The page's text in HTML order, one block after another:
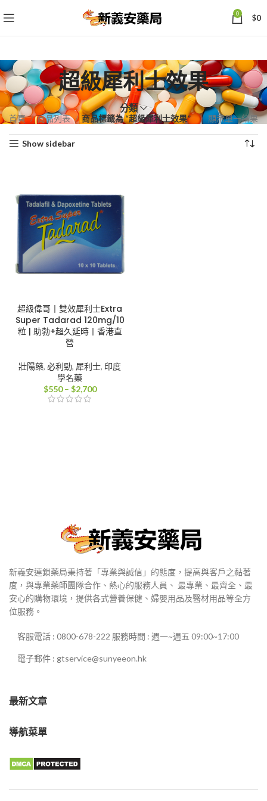
0 $0
超級犀利士效果
分類
首頁 商品列表 商品標籤為 “超級犀利士效果” 顯示單一結果
Show sidebar
超級偉哥丨雙效犀利士Extra
Super Tadarad 120mg/10
粒 | 助勃+超久延時丨香港直
營
壯陽藥, 必利勁, 犀利士, 印度
學名藥
$550 – $2,700價
新義安連鎖藥局秉持著「專業與誠信」的態度，提高與客戶之黏著
度，與專業藥師團隊合作、熱心的服務人員、 最專業、最齊全、最
安心的購物環境，提供各式營養保健、婦嬰用品及醫材用品等全方
位服務。
客服電話 : 0800-678-222 服務時間 : 週一~週五 09:00~17:00
電子郵件 : gtservice@sunyeeon.hk
最新文章
導航菜單